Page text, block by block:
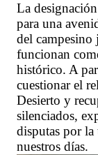
La
para una
del campesino
funcionan
histórico. A
cuestionar el
Desierto y
silenciados,
disputas por
nuestros días.